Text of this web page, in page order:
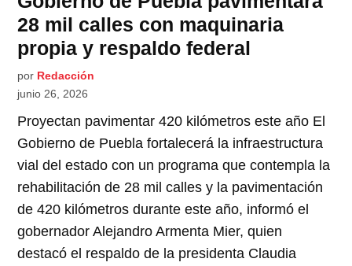
28 mil calles con maquinaria
propia y respaldo federal
por Redacción
junio 26, 2026
Proyectan pavimentar 420 kilómetros este año El
Gobierno de Puebla fortalecerá la infraestructura
vial del estado con un programa que contempla la
rehabilitación de 28 mil calles y la pavimentación
de 420 kilómetros durante este año, informó el
gobernador Alejandro Armenta Mier, quien
destacó el respaldo de la presidenta Claudia